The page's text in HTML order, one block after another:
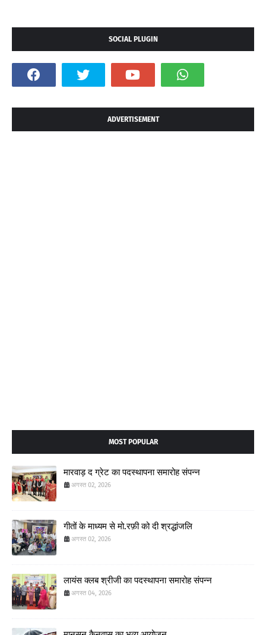
SOCIAL PLUGIN
ADVERTISEMENT
MOST POPULAR
मारवाड़ द ग्रेट का पदस्थापना समारोह संपन्न
अगस्त 02, 2026
गीतों के माध्यम से मो.रफ़ी को दी श्रद्धांजलि
अगस्त 02, 2026
लायंस क्लब श्रीजी का पदस्थापना समारोह संपन्न
अगस्त 04, 2026